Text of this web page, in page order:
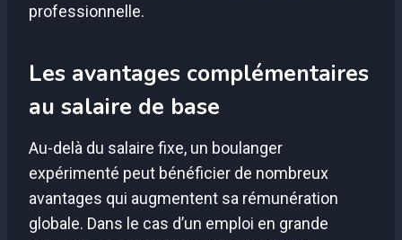
professionnelle.
Les avantages complémentaires
au salaire de base
Au-delà du salaire fixe, un boulanger
expérimenté peut bénéficier de nombreux
avantages qui augmentent sa rémunération
globale. Dans le cas d’un emploi en grande